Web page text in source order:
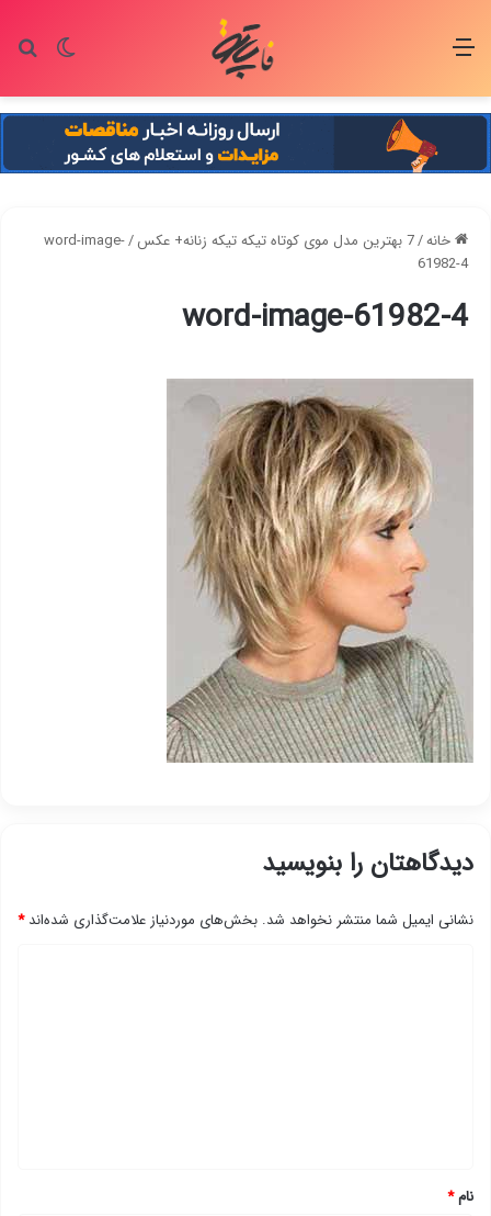
تغییر منو
خانه/7 بهترین مدل موی کوتاه تیکه تیکه زنانه+ عکس /
word-image-
61982-4
word-image-61982-4
دیدگاهتان را بنویسید
نشانی ایمیل شما منتشر نخواهد شد. بخش‌های موردنیاز علامت‌گذاری شده‌اند*
نام*